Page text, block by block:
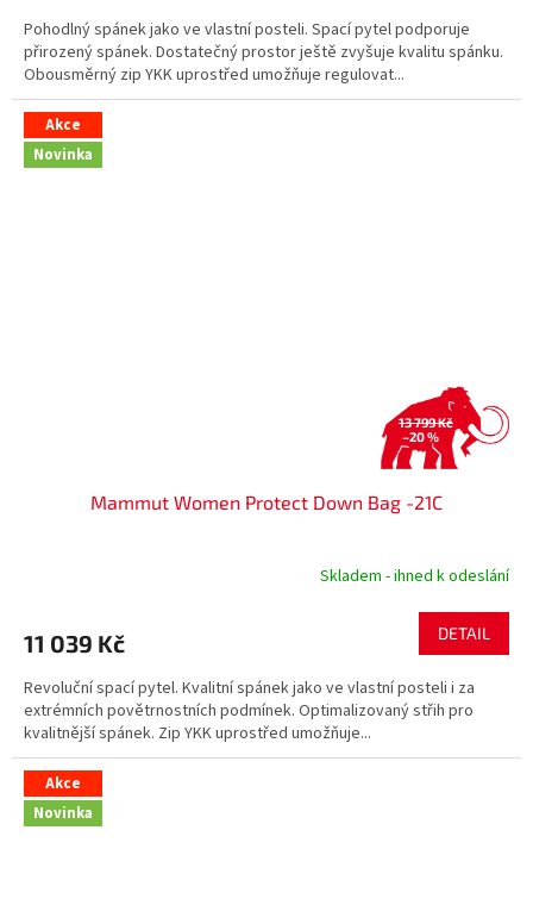
Pohodlný spánek jako ve vlastní posteli. Spací pytel podporuje
přirozený spánek. Dostatečný prostor ještě zvyšuje kvalitu spánku.
Obousměrný zip YKK uprostřed umožňuje regulovat...
Akce
Novinka
13 799 Kč
–20 %
Mammut Women Protect Down Bag -21C
Skladem - ihned k odeslání
11 039 Kč DETAIL
Revoluční spací pytel. Kvalitní spánek jako ve vlastní posteli i za
extrémních povětrnostních podmínek. Optimalizovaný střih pro
kvalitnější spánek. Zip YKK uprostřed umožňuje...
Akce
Novinka